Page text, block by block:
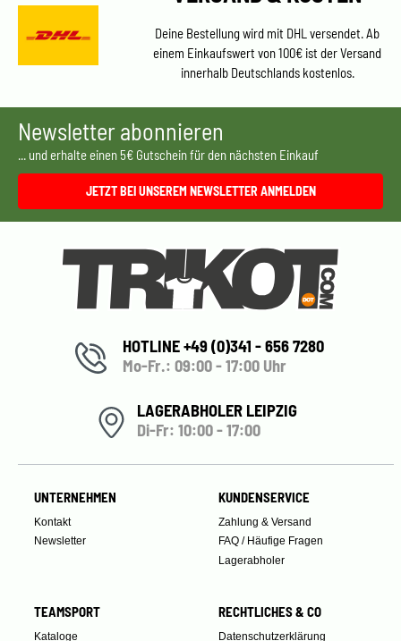
Deine Bestellung wird mit DHL versendet. Ab
einem Einkaufswert von 100€ ist der Versand
innerhalb Deutschlands kostenlos.
Newsletter abonnieren
... und erhalte einen 5€ Gutschein für den nächsten Einkauf
JETZT BEI UNSEREM NEWSLETTER ANMELDEN
HOTLINE +49 (0)341 - 656 7280
Mo-Fr.: 09:00 - 17:00 Uhr
LAGERABHOLER LEIPZIG
Di-Fr: 10:00 - 17:00
UNTERNEHMEN
Kontakt
Newsletter
KUNDENSERVICE
Zahlung & Versand
FAQ / Häufige Fragen
Lagerabholer
TEAMSPORT
Kataloge
RECHTLICHES & CO
Datenschutzerklärung